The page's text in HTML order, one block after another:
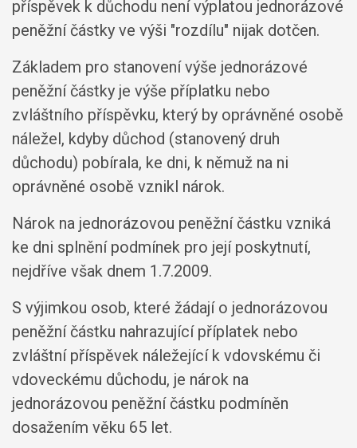
příspěvek k důchodu není výplatou jednorázové
peněžní částky ve výši "rozdílu" nijak dotčen.
Základem pro stanovení výše jednorázové
peněžní částky je výše příplatku nebo
zvláštního příspěvku, který by oprávněné osobě
náležel, kdyby důchod (stanovený druh
důchodu) pobírala, ke dni, k němuž na ni
oprávněné osobě vznikl nárok.
Nárok na jednorázovou peněžní částku vzniká
ke dni splnění podmínek pro její poskytnutí,
nejdříve však dnem 1.7.2009.
S výjimkou osob, které žádají o jednorázovou
peněžní částku nahrazující příplatek nebo
zvláštní příspěvek náležející k vdovskému či
vdoveckému důchodu, je nárok na
jednorázovou peněžní částku podmíněn
dosažením věku 65 let.